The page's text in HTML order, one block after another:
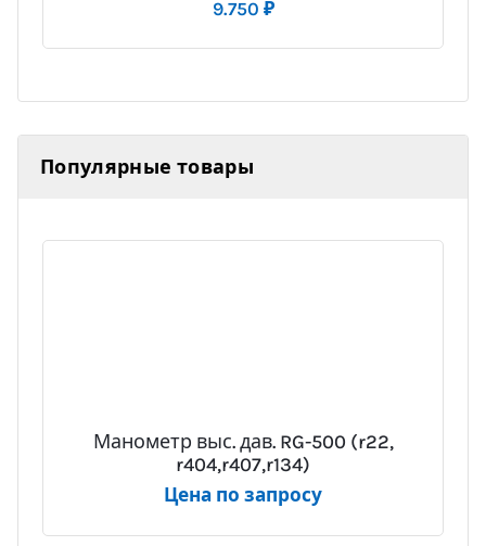
9.750 ₽
Популярные товары
Манометр выс. дав. RG-500 (r22,
r404,r407,r134)
Цена по запросу